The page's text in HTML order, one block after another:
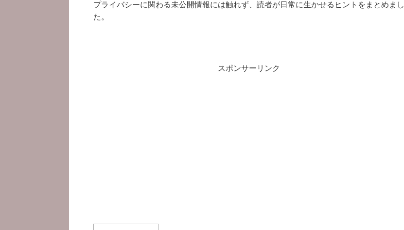
プライバシーに関わる未公開情報には触れず、読者が日常に生かせるヒントをまとめまし
た。
スポンサーリンク